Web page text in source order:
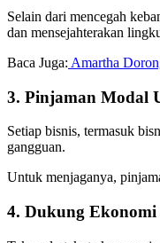
Selain dari mencegah
dan mensejahterakan
Baca Juga: Amartha
3. Pinjaman Modal
Setiap bisnis, termasuk
gangguan.
Untuk menjaganya,
4. Dukung Ekonomi